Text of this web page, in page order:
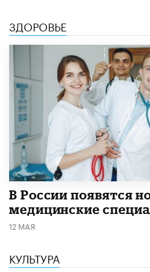
ЗДОРОВЬЕ
В России появятся
медицинские
12 МАЯ
КУЛЬТУРА